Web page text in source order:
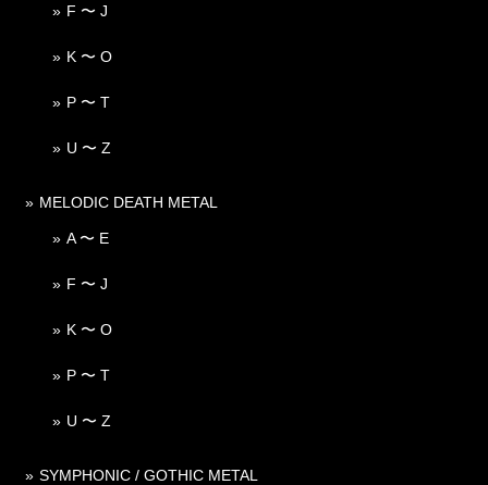
F 〜 J
K 〜 O
P 〜 T
U 〜 Z
MELODIC DEATH METAL
A 〜 E
F 〜 J
K 〜 O
P 〜 T
U 〜 Z
SYMPHONIC / GOTHIC METAL